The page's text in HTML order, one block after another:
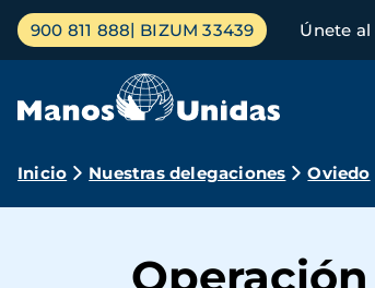
Pasar
contenido
Menú
principal
900 811 888 BIZUM 33439 Únete
Ruta
navegación
Inicio Nuestras delegaciones Oviedo